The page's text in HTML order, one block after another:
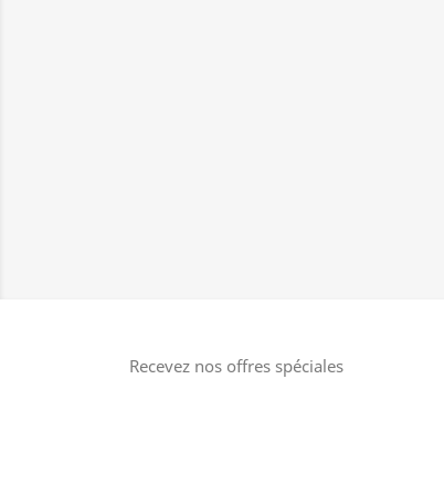
Recevez nos offres spéciales